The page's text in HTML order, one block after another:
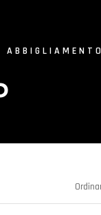
ABBIGLIAMENTO